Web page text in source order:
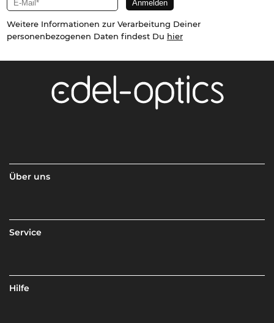
Weitere Informationen zur Verarbeitung Deiner
personenbezogenen Daten findest Du hier
Über uns
Service
Hilfe